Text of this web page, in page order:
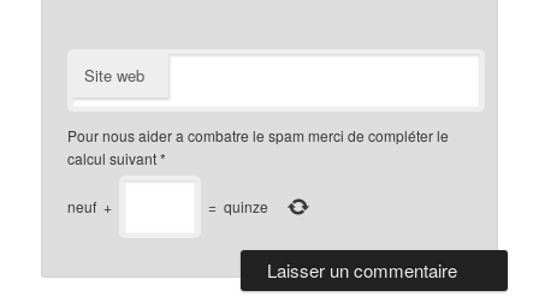
Site web
Pour nous aider a combatre le spam merci de compléter le
calcul suivant*
neuf + = quinze